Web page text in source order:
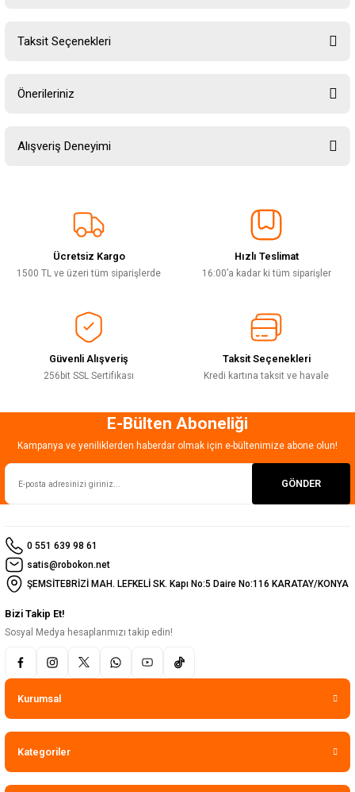
Taksit Seçenekleri
Önerileriniz
Bu ürünün fiyat bilgisi, resim, ürün açıklamalarında ve diğer konularda
yetersiz gördüğünüz noktaları öneri formunu kullanarak tarafımıza
Ürün resmi kalitesiz, bozuk veya görüntülenemiyor.
Ürün açıklamasında eksik bilgiler bulunuyor.
Ürün bilgilerinde hatalar bulunuyor.
Bu ürüne benzer farklı alternatifler olmalı.
Gönder
Alışveriş Deneyimi
Deneyimini Paylaş
Ücretsiz Kargo
1500 TL ve üzeri tüm siparişlerde
Hızlı Teslimat
16:00’a kadar ki tüm siparişler
Güvenli Alışveriş
256bit SSL Sertifikası
Taksit Seçenekleri
Kredi kartına taksit ve havale
E-Bülten Aboneliği
Kampanya ve yeniliklerden haberdar olmak için e-bültenimize abone olun!
GÖNDER
0 551 639 98 61
satis@robokon.net
ŞEMSİTEBRİZİ MAH. LEFKELİ SK. Kapı No:5 Daire No:116 KARATAY/KONYA
Bizi Takip Et!
Sosyal Medya hesaplarımızı takip edin!
Kurumsal
Kategoriler